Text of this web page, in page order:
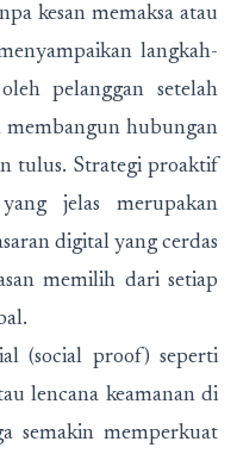
kesan memaksa atau
langkah-
pelanggan setelah
hubungan
tulus. Strategi proaktif
jelas merupakan
digital yang cerdas
memilih dari setiap
(social proof) seperti
lencana keamanan di
semakin memperkuat